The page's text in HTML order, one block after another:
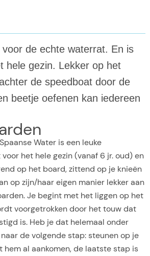
de echte waterrat. En is
hele gezin. Lekker op het
de speedboat door de
beetje oefenen kan iedereen
Water is een leuke
het hele gezin (vanaf 6 jr. oud) en
op het board, zittend op je knieën
op zijn/haar eigen manier lekker aan
Je begint met het liggen op het
voorgetrokken door het touw dat
is. Heb je dat helemaal onder
de volgende stap: steunen op je
hem al aankomen, de laatste stap is